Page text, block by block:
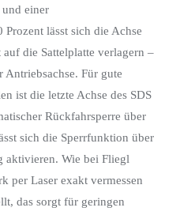
einer
lässt sich die Achse
die Sattelplatte verlagern –
Für gute
ist die letzte Achse des SDS
Rückfahrsperre über
sich die Sperrfunktion über
aktivieren. Wie bei Fliegl
per Laser exakt vermessen
das sorgt für geringen